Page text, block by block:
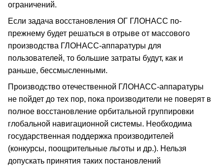
ограничений.
Если задача восстановления ОГ ГЛОНАСС по-
прежнему будет решаться в отрыве от массового
производства ГЛОНАСС-аппаратуры для
пользователей, то большие затраты будут, как и
раньше, бессмысленными.
Производство отечественной ГЛОНАСС-аппаратуры
не пойдет до тех пор, пока производители не поверят в
полное восстановление орбитальной группировки
глобальной навигационной системы. Необходима
государственная поддержка производителей
(конкурсы, поощрительные льготы и др.). Нельзя
допускать принятия таких постановлений